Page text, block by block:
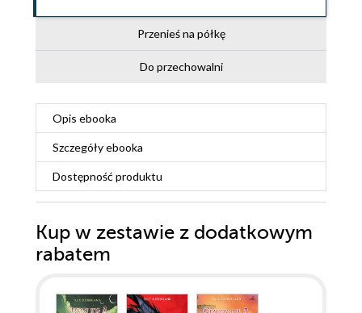
Przenieś na półkę
Do przechowalni
Opis ebooka
Szczegółyebooka
Dostępność produktu
Kup w zestawie z dodatkowym
rabatem